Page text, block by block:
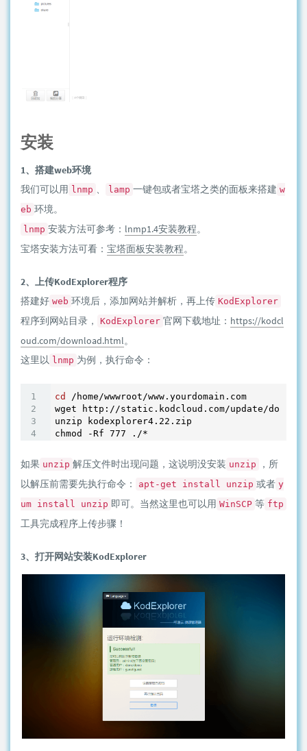
安装
1、搭建web环境
我们可以用 lnmp 、 lamp 一键包或者宝塔之类的面板来搭建 w
eb 环境。
lnmp 安装方法可参考： lnmp1.4安装教程。
宝塔安装方法可看： 宝塔面板安装教程。
2、上传KodExplorer程序
搭建好 web 环境后，添加网站并解析，再上传 KodExplorer
程序到网站目录， KodExplorer 官网下载地址： https://kodcl
oud.com/download.html。
这里以 lnmp 为例，执行命令：
cd
/home/wwwroot/www.yourdomain.com
wget http://static.kodcloud.com/update/
unzip kodexplorer4. 22 .zip
chmod -Rf 777 ./*
如果 unzip 解压文件时出现问题，这说明没安装 unzip
，所
以解压前需要先执行命令：
apt-get install unzip 或者 y
um install unzip 即可。当然这里也可以用 WinSCP 等 ftp
工具完成程序上传步骤！
3、打开网站安装KodExplorer